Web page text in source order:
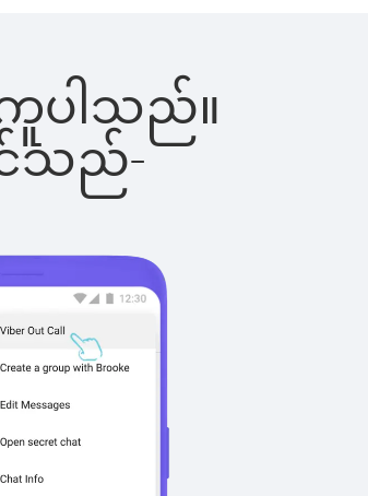
ကူပါသည်။
င်သည်-